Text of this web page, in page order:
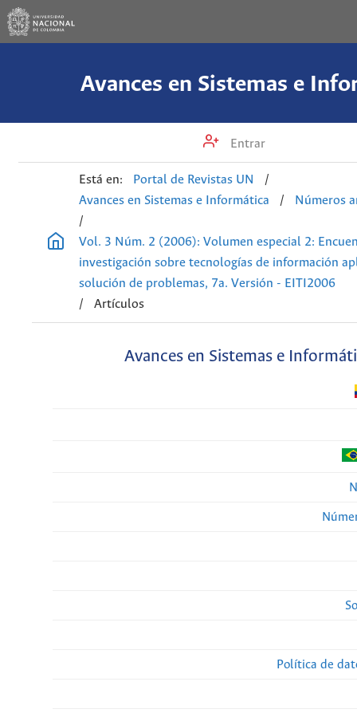
Avances en Sistemas e
Entrar
Está en: Portal de Revistas UN
/
Avances en Sistemas e Informática
/
Números
/
Vol. 3 Núm. 2 (2006): Volumen especial 2:
investigación sobre tecnologías de información
solución de problemas, 7a. Versión - EITI2006
/
Artículos
Avances en Sistemas e
Política de